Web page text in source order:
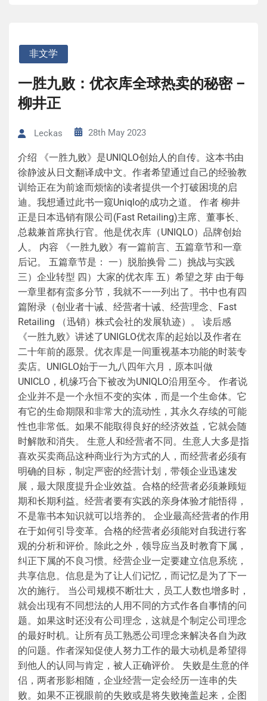
非文学
一胜九败：优衣库全球热卖的秘密 –
柳井正
Leckas 28th May 2023
介绍 《一胜九败》是UNIQLO创始人的自传。这本书由
徐静波从日文翻译成中文。作者希望通过自己的经验教
训给正在为前途而烦恼的读者提供一个打破困境的启
迪。我想通过此书一窥Uniqlo的成功之道。 作者 柳井
正是日本迅销有限公司(Fast Retailing)主席、董事长、
总裁兼首席执行官。他是优衣库（UNIQLO）品牌创始
人。 内容 《一胜九败》有一篇前言、五篇章节和一章
后记。 五篇章节是： 一）脱胎换骨 二）挑战与实践
三）企业转型 四）大家的优衣库 五）希望之芽 由于每
一章里都有蛮多分节，我就不一一列出了。书中也有四
篇附录（创业者十诫、经营者十诫、经营理念、Fast
Retailing （迅销）株式会社的发展轨迹）。 读后感
《一胜九败》讲述了UNIGLO优衣库的起始以及作者在
二十年前的愿景。优衣库是一间重视基本功能的时装专
卖店。UNIGLO始于一九八四年六月，原本叫做
UNICLO，机缘巧合下被改为UNIQLO沿用至今。 作者说
企业并不是一个永恒不变的实体，而是一个生命体。它
有它的生命期限和非常大的流动性，其永久存续的可能
性也非常低。如果不能取得良好的经济效益，它就会随
时解散和消失。 生意人和经营者不同。生意人大多是指
喜欢买卖商品这种商业行为方式的人，而经营者必须有
明确的目标，制定严密的经营计划，带领企业迅速发
展，最大限度提升企业效益。合格的经营者必须兼顾短
期和长期利益。经营者要有实践的亲身体验才能悟得，
不是靠书本知识就可以培养的。 企业最高经营者的作用
在于如何引导变革。合格的经营者必须能对自我进行客
观的分析和评价。除此之外，领导应当及时教育下属，
纠正下属的不良习惯。经营企业一定要建立信息系统，
共享信息。信息是为了让人们记忆，而记忆是为了下一
次的施行。 当公司规模不断壮大，员工人数也增多时，
就会出现有不同想法的人用不同的方式作各自事情的问
题。如果这时还没有公司理念，这就是个制定公司理念
的最好时机。让所有员工熟悉公司理念来解决各自为政
的问题。作者深知促使人努力工作的最大动机是希望得
到他人的认同与肯定，被人正确评价。 失败是生意的伴
侣，两者形影相随，企业经营一定会经历一连串的失
败。如果不正视眼前的失败或是将失败掩盖起来，企图